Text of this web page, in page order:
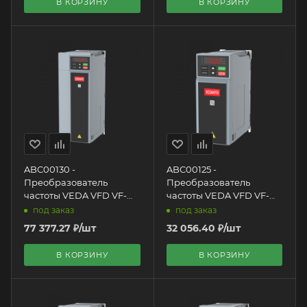
ABC00130 -
Преобразователь
частоты VEDA VFD VF-
101-P15K-0032-U-T4-E20-
B-H, 15 кВт, 3х400 VAC
под заказ
77 377.27 ₽/шт
В КОРЗИНУ
ABC00125 -
Преобразователь
частоты VEDA VFD VF-
101-P2K2-0006-U-T4-E20-
B-H, 2,2 кВт, 3х400 VAC
под заказ
32 056.40 ₽/шт
В КОРЗИНУ